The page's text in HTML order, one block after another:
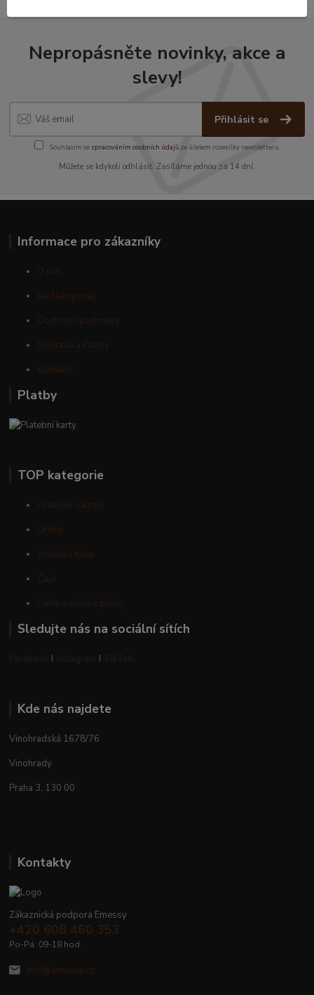
Nepropásněte novinky, akce a
slevy!
Přihlásit se
Souhlasím se zpracováním osobních údajůza účelem rozesílky newsletteru.
Můžete se kdykoli odhlásit. Zasíláme jednou za 14 dní.
Informace pro zákazníky
O nás
Jak Nakupovat
Obchodní podmínky
Doprava a Platby
Kontakty
Platby
TOP kategorie
Arabské cukroví
Oříšky
Arabská káva
Čaje
Datle a sušené plody
Sledujte nás na sociální sítích
Facebook I Instagram I TikTok
Kde nás najdete
Vinohradská 1678/76
Vinohrady
Praha 3, 130 00
Kontakty
Zákaznická podpora Emessy
+420 608 460 353
Po-Pá: 09-18 hod.
info@emessa.cz